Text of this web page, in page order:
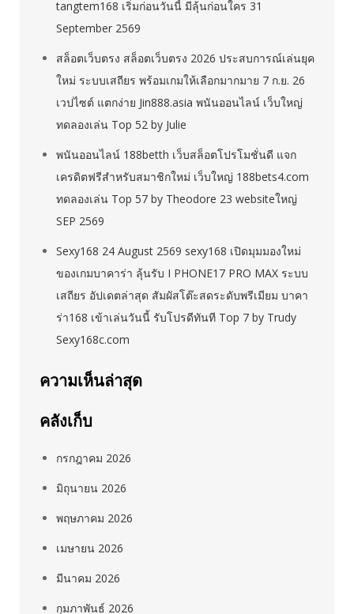
tangtem168 เริ่มก่อนวันนี้ มีลุ้นก่อนใคร 31
September 2569
สล็อตเว็บตรง สล็อตเว็บตรง 2026 ประสบการณ์เล่นยุค
ใหม่ ระบบเสถียร พร้อมเกมให้เลือกมากมาย 7 ก.ย. 26
เวปไซต์ แตกง่าย Jin888.asia พนันออนไลน์ เว็บใหญ่
ทดลองเล่น Top 52 by Julie
พนันออนไลน์ 188betth เว็บสล็อตโปรโมชั่นดี แจก
เครดิตฟรีสำหรับสมาชิกใหม่ เว็บใหญ่ 188bets4.com
ทดลองเล่น Top 57 by Theodore 23 websiteใหญ่
SEP 2569
Sexy168 24 August 2569 sexy168 เปิดมุมมองใหม่
ของเกมบาคาร่า ลุ้นรับ I PHONE17 PRO MAX ระบบ
เสถียร อัปเดตล่าสุด สัมผัสโต๊ะสดระดับพรีเมียม บาคา
ร่า168 เข้าเล่นวันนี้ รับโปรดีทันที Top 7 by Trudy
Sexy168c.com
ความเห็นล่าสุด
คลังเก็บ
กรกฎาคม 2026
มิถุนายน 2026
พฤษภาคม 2026
เมษายน 2026
มีนาคม 2026
กุมภาพันธ์ 2026